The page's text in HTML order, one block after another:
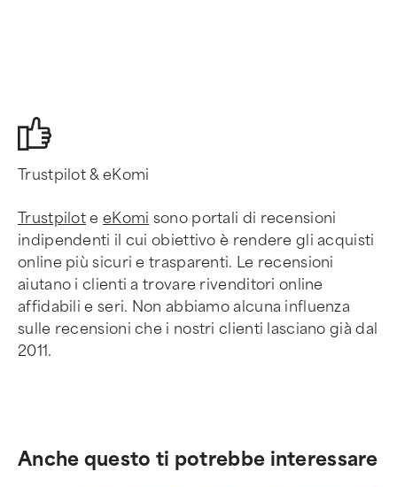
Trustpilot & eKomi
Trustpilot e eKomi sono portali di recensioni
indipendenti il cui obiettivo è rendere gli acquisti
online più sicuri e trasparenti. Le recensioni
aiutano i clienti a trovare rivenditori online
affidabili e seri. Non abbiamo alcuna influenza
sulle recensioni che i nostri clienti lasciano già dal
2011.
Anche questo ti potrebbe interessare